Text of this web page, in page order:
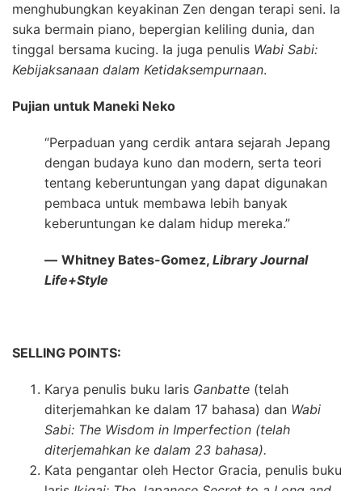
menghubungkan keyakinan Zen dengan terapi seni. Ia
suka bermain piano, bepergian keliling dunia, dan
tinggal bersama kucing. Ia juga penulis Wabi Sabi:
Kebijaksanaan dalam Ketidaksempurnaan.
Pujian untuk Maneki Neko
“Perpaduan yang cerdik antara sejarah Jepang
dengan budaya kuno dan modern, serta teori
tentang keberuntungan yang dapat digunakan
pembaca untuk membawa lebih banyak
keberuntungan ke dalam hidup mereka.”
― Whitney Bates-Gomez, Library Journal
Life+Style
SELLING POINTS:
Karya penulis buku laris Ganbatte (telah
diterjemahkan ke dalam 17 bahasa) dan Wabi
Sabi: The Wisdom in Imperfection (telah
diterjemahkan ke dalam 23 bahasa).
Kata pengantar oleh Hector Gracia, penulis buku